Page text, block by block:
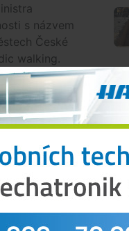
s názvem
České
walking.
hole na
ukázat
live, o. s.
pro širokou